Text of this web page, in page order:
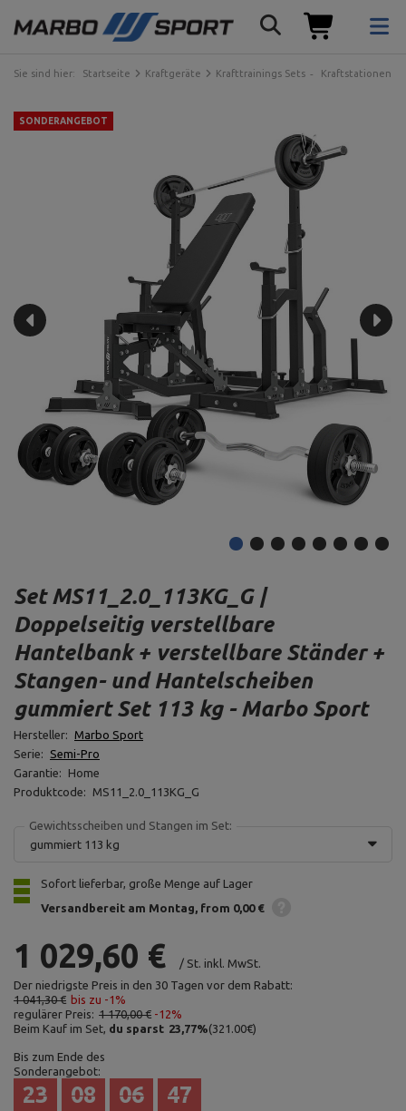
Sie sind hier: Startseite Kraftgeräte Krafttrainings Sets Kraftstationen
SONDERANGEBOT
Set MS11_2.0_113KG_G |
Doppelseitig verstellbare
Hantelbank + verstellbare Ständer +
Stangen- und Hantelscheiben
gummiert Set 113 kg - Marbo Sport
Hersteller: Marbo Sport
Serie:
Semi-Pro
Garantie:
Home
Produktcode:
MS11_2.0_113KG_G
Gewichtsscheiben und Stangen im Set:
gummiert 113 kg
Sofort lieferbar, große Menge auf Lager
Versandbereit am Montag from 0,00 €
1 029,60 € / St. inkl. MwSt.
Der niedrigste Preis in den 30 Tagen vor dem Rabatt:
1 041,30 € bis zu -1%
regulärer Preis: 1 170,00 € -12%
Beim Kauf im Set, du sparst 23,77%(321.00€)
Bis zum Ende des
Sonderangebot:
23 08 06 46